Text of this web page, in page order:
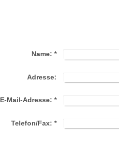
Name: *
Adresse:
E-Mail-Adresse: *
Telefon/Fax: *